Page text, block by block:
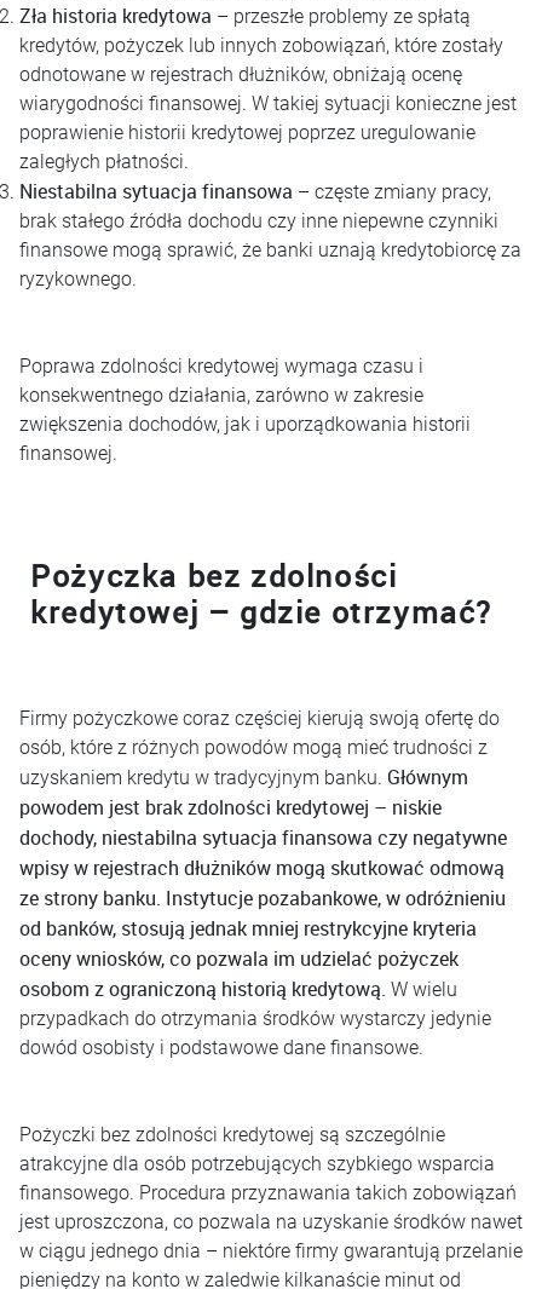
Zła historia kredytowa – przeszłe problemy ze spłatą
kredytów, pożyczek lub innych zobowiązań, które zostały
odnotowane w rejestrach dłużników, obniżają ocenę
wiarygodności finansowej. W takiej sytuacji konieczne jest
poprawienie historii kredytowej poprzez uregulowanie
zaległych płatności.
Niestabilna sytuacja finansowa – częste zmiany pracy,
brak stałego źródła dochodu czy inne niepewne czynniki
finansowe mogą sprawić, że banki uznają kredytobiorcę za
ryzykownego.
Poprawa zdolności kredytowej wymaga czasu i
konsekwentnego działania, zarówno w zakresie
zwiększenia dochodów, jak i uporządkowania historii
finansowej.
Pożyczka bez zdolności
kredytowej – gdzie otrzymać?
Firmy pożyczkowe coraz częściej kierują swoją ofertę do
osób, które z różnych powodów mogą mieć trudności z
uzyskaniem kredytu w tradycyjnym banku. Głównym
powodem jest brak zdolności kredytowej – niskie
dochody, niestabilna sytuacja finansowa czy negatywne
wpisy w rejestrach dłużników mogą skutkować odmową
ze strony banku. Instytucje pozabankowe, w odróżnieniu
od banków, stosują jednak mniej restrykcyjne kryteria
oceny wniosków, co pozwala im udzielać pożyczek
osobom z ograniczoną historią kredytową. W wielu
przypadkach do otrzymania środków wystarczy jedynie
dowód osobisty i podstawowe dane finansowe.
Pożyczki bez zdolności kredytowej są szczególnie
atrakcyjne dla osób potrzebujących szybkiego wsparcia
finansowego. Procedura przyznawania takich zobowiązań
jest uproszczona, co pozwala na uzyskanie środków nawet
w ciągu jednego dnia – niektóre firmy gwarantują przelanie
pieniędzy na konto w zaledwie kilkanaście minut od